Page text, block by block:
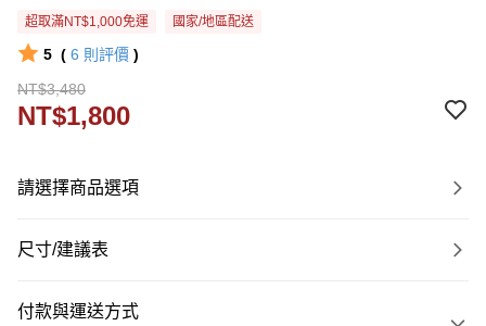
超取滿NT$1,000免運 國家/地區配送
5 ( 6 則評價 )
NT$3,480
NT$1,800
請選擇商品選項
尺寸/建議表
付款與運送方式